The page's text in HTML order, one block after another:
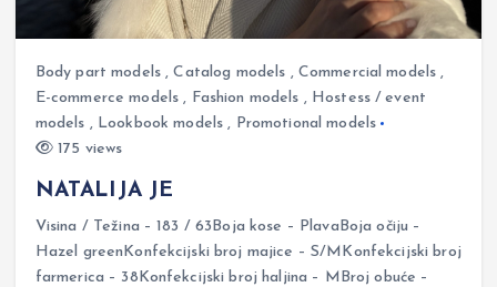
Body part models,Catalog models , Commercial models ,
E-commerce models , Fashion models , Hostess / event
models , Lookbook models , Promotional models
175 views
NATALIJA JE
Visina / Težina – 183 / 63Boja kose – PlavaBoja očiju –
Hazel greenKonfekcijski broj majice – S/MKonfekcijski broj
farmerica – 38Konfekcijski broj haljina – MBroj obuće –